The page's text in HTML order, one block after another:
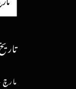
مارچ 2024